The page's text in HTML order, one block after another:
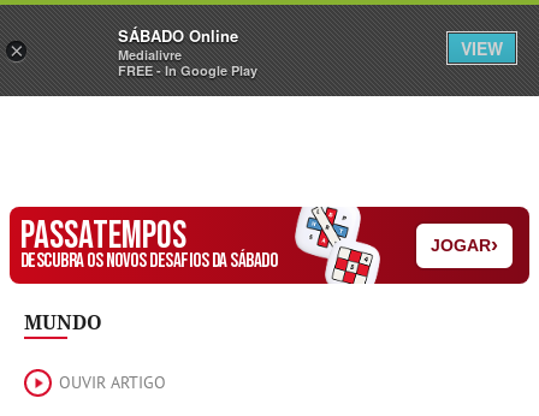
Sábado Assine Iniciar Sessão
PASSATEMPOS
DESCUBRA OS NOVOS DESAFIOS DA SÁBADO
JOGAR›
MUNDO
OUVIR ARTIGO
×
SÁBADO Online
Medialivre
FREE - In Google Play
VIEW